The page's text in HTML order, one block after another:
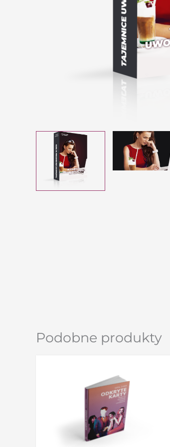
Podobne produkty